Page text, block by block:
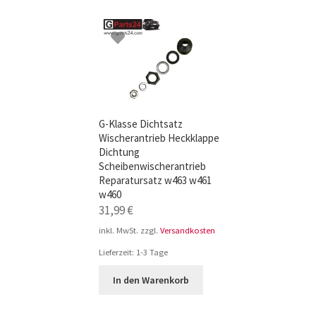
TOP-Seller: G-Klasse Trittbretter schwarz für
G-Klasse Dichtsatz
Wischerantrieb Heckklappe
Dichtung
Scheibenwischerantrieb
Reparatursatz w463 w461
w460
31,99€
inkl. MwSt. zzgl.Versandkosten
Lieferzeit: 1-3 Tage
In den Warenkorb